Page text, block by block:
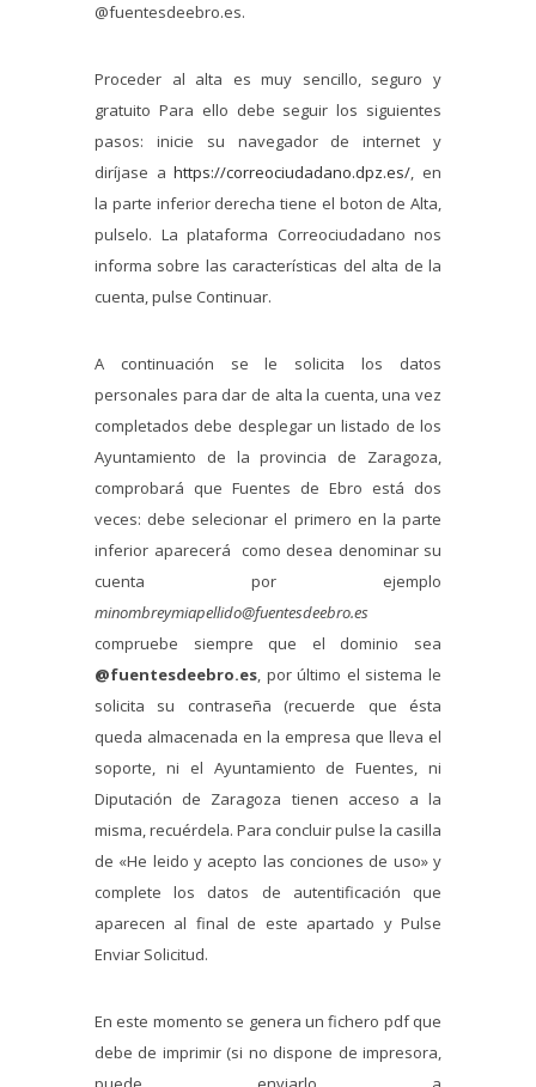
@fuentesdeebro.es.
Proceder al alta es muy sencillo, seguro y
gratuito Para ello debe seguir los siguientes
pasos: inicie su navegador de internet y
diríjase ahttps://correociudadano.dpz.es/, en
la parte inferior derecha tiene el boton de Alta,
pulselo. La plataforma Correociudadano nos
informa sobre las características del alta de la
cuenta, pulse Continuar.
A continuación se le solicita los datos
personales para dar de alta la cuenta, una vez
completados debe desplegar un listado de los
Ayuntamiento de la provincia de Zaragoza,
comprobará que Fuentes de Ebro está dos
veces: debe selecionar el primero en la parte
inferior aparecerá como desea denominar su
cuenta por ejemplo
minombreymiapellido@fuentesdeebro.es
compruebe siempre que el dominio sea
@fuentesdeebro.es, por último el sistema le
solicita su contraseña (recuerde que ésta
queda almacenada en la empresa que lleva el
soporte, ni el Ayuntamiento de Fuentes, ni
Diputación de Zaragoza tienen acceso a la
misma, recuérdela. Para concluir pulse la casilla
de «He leido y acepto las conciones de uso» y
complete los datos de autentificación que
aparecen al final de este apartado y Pulse
Enviar Solicitud.
En este momento se genera un fichero pdf que
debe de imprimir (si no dispone de impresora,